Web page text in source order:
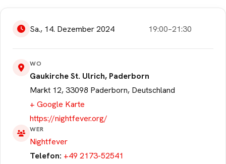
Google Maps kann
Datenschutzeinstellungen
Cookie akzeptieren
Sa., 14. Dezember 2024 19:00–21:30
WO
Gaukirche St. Ulrich, Paderborn
Markt 12, 33098 Paderborn, Deutschland
+ Google Karte
https://nightfever.org/
WER
Nightfever
Telefon: +49 2173-52541